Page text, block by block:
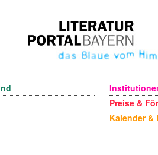
Preise &
Kalender &